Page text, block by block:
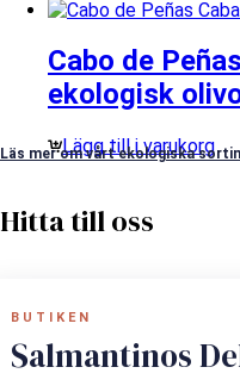
Cabo de
ekologisk
Lägg till i varukorg
Läs mer om vårt ekologiska
Hitta till oss
BUTIKEN
Salmantinos